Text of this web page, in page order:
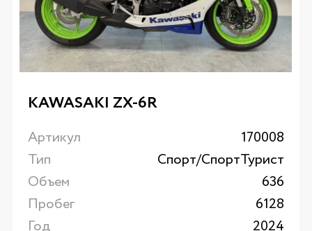
KAWASAKI ZX-6R
Артикул
170008
Тип
Спорт/CпортТурист
Объем
636
Пробег
6128
Год
2024